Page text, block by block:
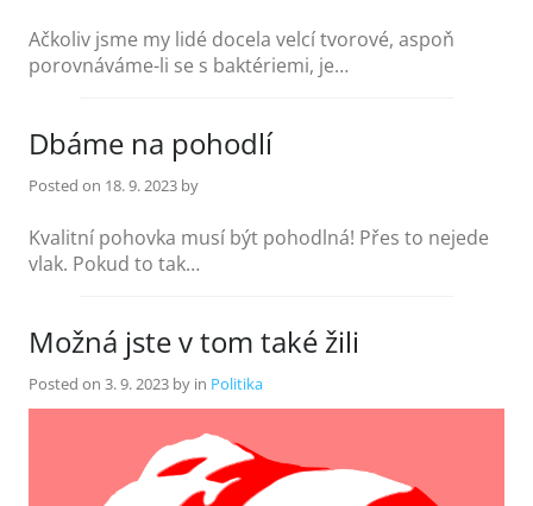
Ačkoliv jsme my lidé docela velcí tvorové, aspoň
porovnáváme-li se s baktériemi, je…
Dbáme na pohodlí
Posted on 18. 9. 2023 by
Kvalitní pohovka musí být pohodlná! Přes to nejede
vlak. Pokud to tak…
Možná jste v tom také žili
Posted on 3. 9. 2023 by in Politika